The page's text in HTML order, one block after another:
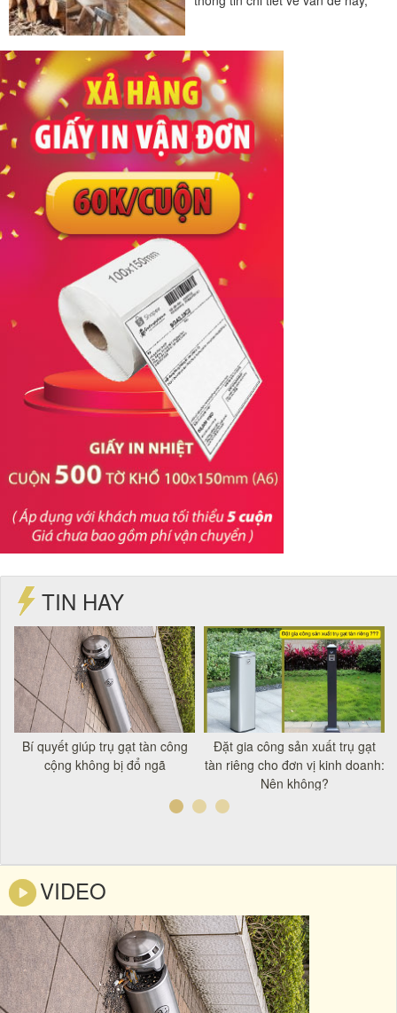
TIN HAY
Bí quyết giúp trụ gạt tàn công
cộng không bị đổ ngã
Đặt gia công sản xuất trụ gạt
tàn riêng cho đơn vị kinh doanh:
Nên không?
VIDEO